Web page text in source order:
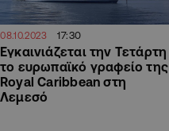
08.10.2023 17:30
Εγκαινιάζεται την Τετάρτη
το ευρωπαϊκό γραφείο της
Royal Caribbean στη
Λεμεσό